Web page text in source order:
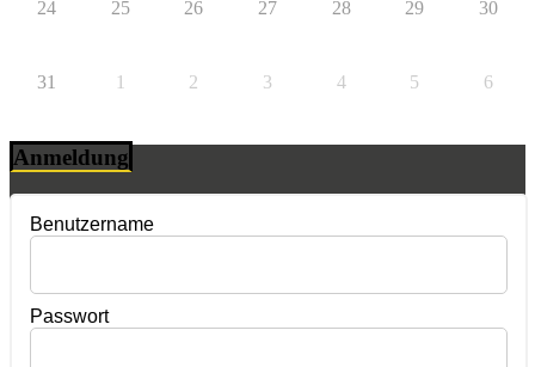
24 25 26 27 28 29 30
31 1 2 3 4 5 6
Anmeldung
Benutzername
Passwort